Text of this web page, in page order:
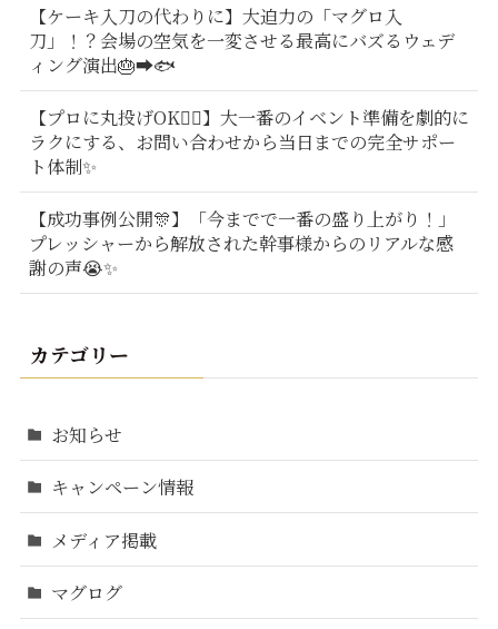
【ケーキ入刀の代わりに】大迫力の「マグロ入
刀」！？会場の空気を一変させる最高にバズるウェデ
ィング演出🎂➡️🐟
【プロに丸投げOK🙆‍♂️】大一番のイベント準備を劇的に
ラクにする、お問い合わせから当日までの完全サポー
ト体制✨
【成功事例公開🎊】「今までで一番の盛り上がり！」
プレッシャーから解放された幹事様からのリアルな感
謝の声😭✨
カテゴリー
お知らせ
キャンペーン情報
メディア掲載
マグログ